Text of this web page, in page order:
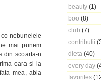
beauty (1)
boo (8)
club (7)
contributii
dieta (40)
every day
favorites
nebunelele
mai punem
din scoarta-n
oara si la
mea, abia